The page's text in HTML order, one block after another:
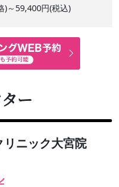
)～59,400円(税込)
ー
リニック大宮院